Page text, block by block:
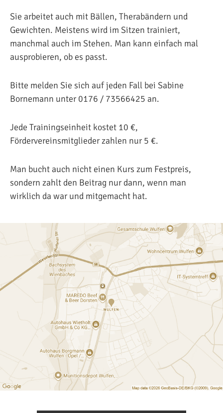
Sie arbeitet auch mit Bällen, Therabändern und
Gewichten. Meistens wird im Sitzen trainiert,
manchmal auch im Stehen. Man kann einfach mal
ausprobieren, ob es passt.
Bitte melden Sie sich auf jeden Fall bei Sabine
Bornemann unter 0176 / 73566425 an.
Jede Trainingseinheit kostet 10 €,
Fördervereinsmitglieder zahlen nur 5 €.
Man bucht auch nicht einen Kurs zum Festpreis,
sondern zahlt den Beitrag nur dann, wenn man
wirklich da war und mitgemacht hat.